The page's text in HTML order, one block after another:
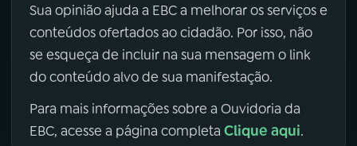
Sua opinião ajuda a EBC a melhorar os serviços e
conteúdos ofertados ao cidadão. Por isso, não
se esqueça de incluir na sua mensagem o link
do conteúdo alvo de sua manifestação.
Para mais informações sobre a Ouvidoria da
EBC, acesse a página completa Clique aqui.